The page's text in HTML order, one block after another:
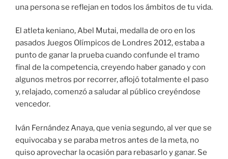
una persona se reflejan en todos los ámbitos de tu vida.
El atleta keniano, Abel Mutai, medalla de oro en los
pasados Juegos Olímpicos de Londres 2012, estaba a
punto de ganar la prueba cuando confunde el tramo
final de la competencia, creyendo haber ganado y con
algunos metros por recorrer, aflojó totalmente el paso
y, relajado, comenzó a saludar al público creyéndose
vencedor.
Iván Fernández Anaya, que venia segundo, al ver que se
equivocaba y se paraba metros antes de la meta, no
quiso aprovechar la ocasión para rebasarlo y ganar. Se